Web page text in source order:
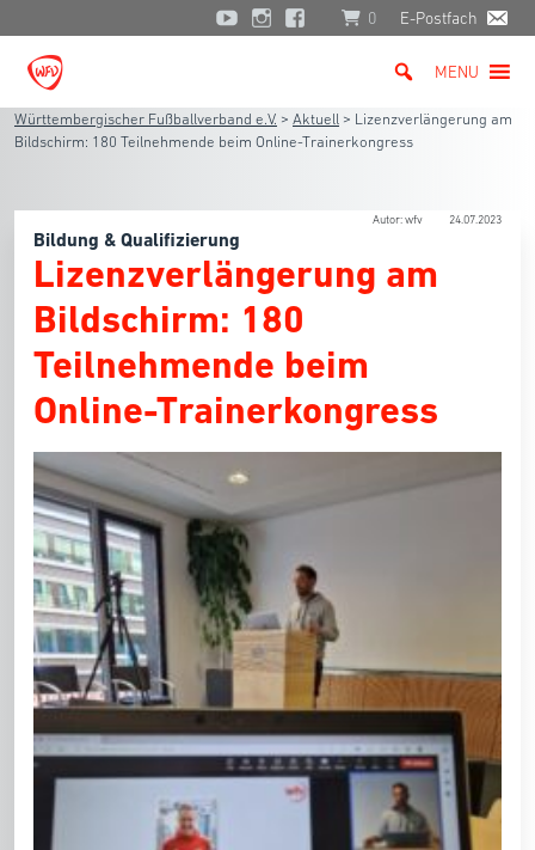
0 E-Postfach
MENU
Württembergischer Fußballverband e.V. > Aktuell > Lizenzverlängerung am
Bildschirm: 180 Teilnehmende beim Online-Trainerkongress
Autor: wfv 24.07.2023
Bildung & Qualifizierung
Lizenzverlängerung am
Bildschirm: 180
Teilnehmende beim
Online-Trainerkongress